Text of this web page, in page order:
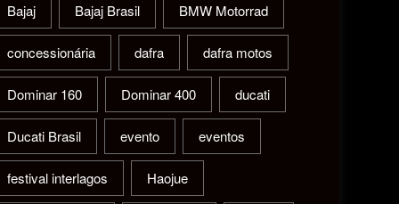
Bajaj Bajaj Brasil BMW Motorrad
concessionária dafra dafra motos
Dominar 160 Dominar 400 ducati
Ducati Brasil evento eventos
festival interlagos Haojue